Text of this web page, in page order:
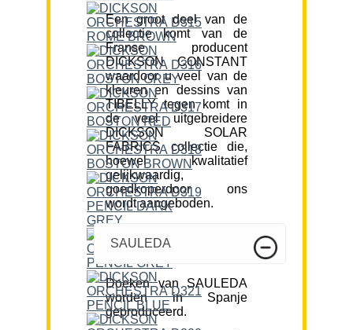
Een groot deel van de
collectie komt van de
Franse producent
DICKSON CONSTANT
waardoor u veel van de
kleuren en dessins van
TIBELLY tegen komt in
de veel uitgebreidere
DICKSON SOLAR
FABRICS collectie die,
hoewel kwalitatief
gelijkwaardig,
goedkoperdoor ons
wordt aangeboden.
SAULEDA
Doeken van SAULEDA
worden in Spanje
geproduceerd.